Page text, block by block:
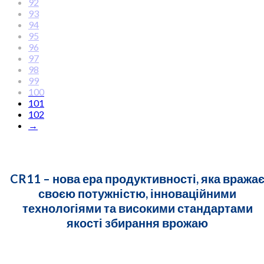
CR11 – нова ера продуктивності, яка вражає
своєю потужністю, інноваційними
технологіями та високими стандартами
якості збирання врожаю
93
94
95
96
97
98
99
100
101
102
→